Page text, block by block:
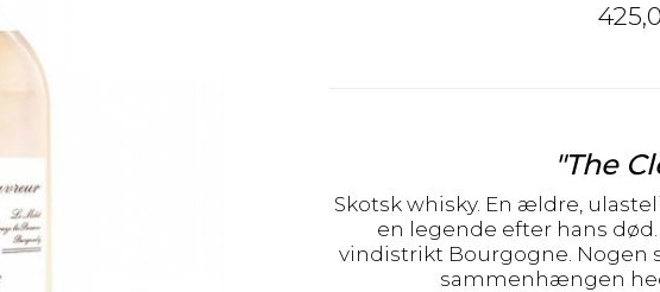
"The
Skotsk whisky. En ældre,
en legende efter hans
vindistrikt Bourgogne. Nogen
sammenhængen